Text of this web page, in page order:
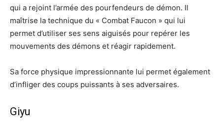
qui a rejoint l’armée des pourfendeurs de démon. Il
maîtrise la technique du « Combat Faucon » qui lui
permet d’utiliser ses sens aiguisés pour repérer les
mouvements des démons et réagir rapidement.
Sa force physique impressionnante lui permet également
d’infliger des coups puissants à ses adversaires.
Giyu